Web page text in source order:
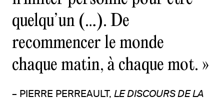
quelqu’un (…). De
recommencer le monde
chaque matin, à chaque mot. »
– PIERRE PERREAULT, LE DISCOURS DE LA